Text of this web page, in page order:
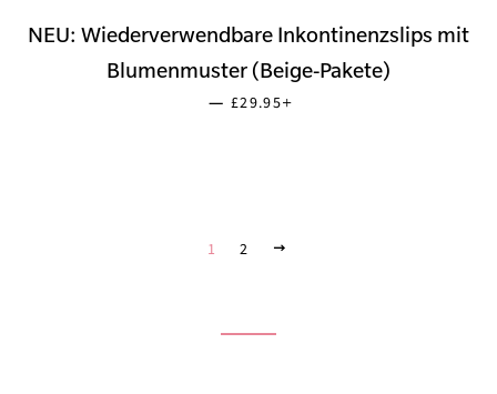
NEU: Wiederverwendbare Inkontinenzslips mit
Blumenmuster (Beige-Pakete)
— SONDERPREIS
£29.95
1 2